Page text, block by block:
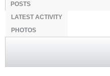
POSTS
LATEST ACTIVITY
PHOTOS